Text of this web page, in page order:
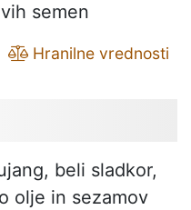
semen
Hranilne vrednosti
beli sladkor,
olje in sezamov